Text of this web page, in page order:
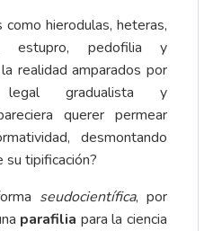
hierodulas, heteras,
estupro, pedofilia y
realidad amparados por
legal gradualista y
querer permear
desmontando
tipificación?
seudocientífica, por
parafilia para la ciencia